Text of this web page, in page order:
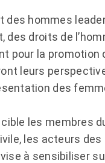
des hommes
des droits de
pour la promotion
leurs
des
les membres
les acteurs
à sensibiliser